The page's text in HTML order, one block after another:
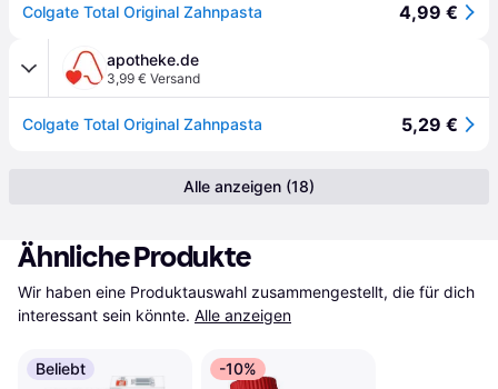
Colgate Total Original Zahnpasta 4,99 €
apotheke.de
3,99 € Versand
Colgate Total Original Zahnpasta 5,29 €
Alle anzeigen (18)
Ähnliche Produkte
Wir haben eine Produktauswahl zusammengestellt, die für dich
interessant sein könnte. Alle anzeigen
Beliebt -10%